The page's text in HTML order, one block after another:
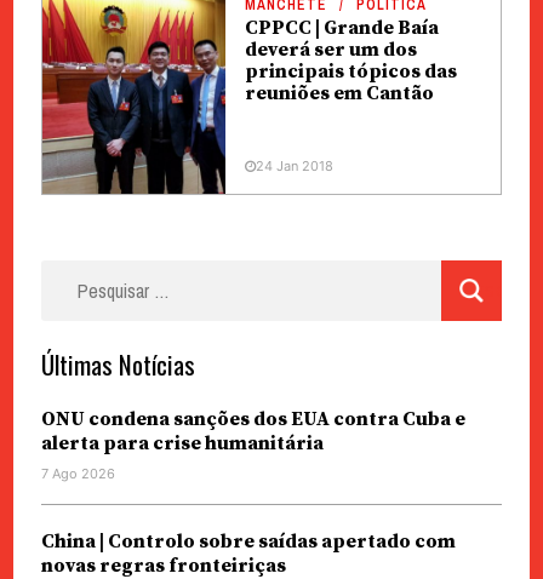
MANCHETE POLÍTICA
CPPCC | Grande Baía
deverá ser um dos
principais tópicos das
reuniões em Cantão
24 Jan 2018
Últimas Notícias
ONU condena sanções dos EUA contra Cuba e
alerta para crise humanitária
7 Ago 2026
China | Controlo sobre saídas apertado com
novas regras fronteiriças